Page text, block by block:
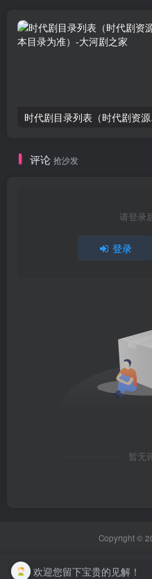
时
评论 抢沙发
请登录
登录
暂无
Copyright ©
欢迎您留下宝贵的见解！